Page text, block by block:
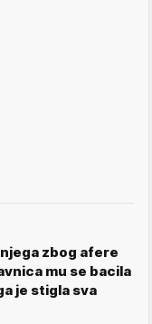
zbog afere
mu se bacila
je stigla sva